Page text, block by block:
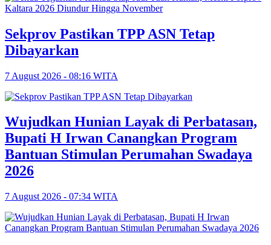
Sekprov Pastikan TPP ASN Tetap
Dibayarkan
7 August 2026 - 08:16 WITA
Wujudkan Hunian Layak di Perbatasan,
Bupati H Irwan Canangkan Program
Bantuan Stimulan Perumahan Swadaya
2026
7 August 2026 - 07:34 WITA